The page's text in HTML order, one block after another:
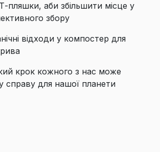
пляшки, аби збільшити місце у
збору
відходи у компостер для
крок кожного з нас може
справу для нашої планети